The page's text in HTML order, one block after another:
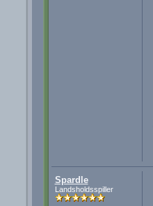
Spardle
Landsholdsspiller